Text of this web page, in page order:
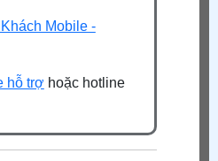
Mobile -
hỗ trợ hoặc hotline